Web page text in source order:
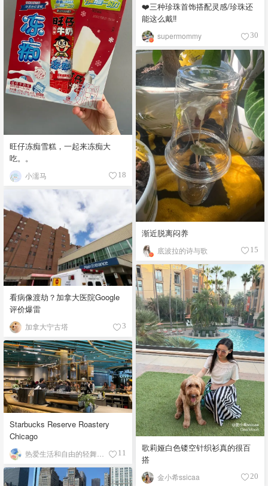
❤️三种珍珠首饰搭配灵感/珍珠还
能这么戴‼️
supermommy 30
旺仔冻痴雪糕，一起来冻痴大
吃。。
小濡马 18
渐近脱离闷养
底波拉的诗与歌 15
看病像渡劫？加拿大医院Google
评价爆雷
加拿大宁古塔 3
歌莉娅白色镂空针织衫真的很百
搭
金小希ssicaa 20
Starbucks Reserve Roastery
Chicago
11